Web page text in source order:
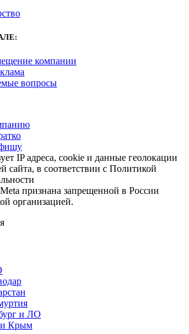
компании
вопросы
IP адреса, cookie и данные геолокации
сайта, в соответствии с Политикой
признана запрещенной в России
организацией.
и ЛО
и Крым